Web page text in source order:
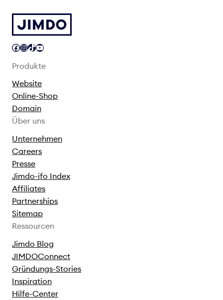
Facebook InstagramTikTok YouTube
Produkte
Website
Online-Shop
Domain
Über uns
Unternehmen
Careers
Presse
Jimdo-ifo Index
Affiliates
Partnerships
Sitemap
Ressourcen
Jimdo Blog
JIMDOConnect
Gründungs-Stories
Inspiration
Hilfe-Center